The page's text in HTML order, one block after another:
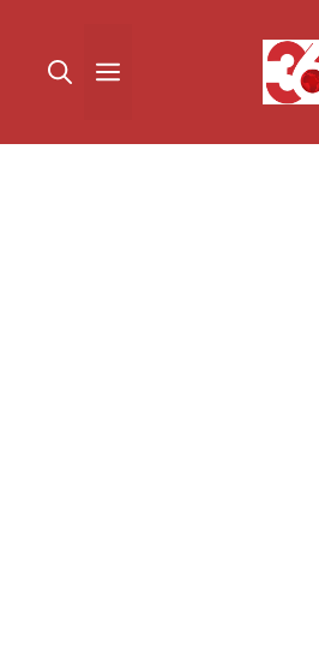
القائمة